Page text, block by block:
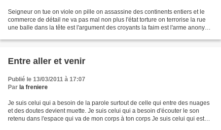
Seigneur on tue on viole on pille on assassine des continents entiers et le
commerce de détail ne va pas mal non plus l'état torture on terrorise la rue
une balle dans la tête est l'argument des croyants la faim est l'arme anonyme
Entre aller et venir
Publié le 13/03/2011 à 17:07
Par la freniere
Je suis celui qui a besoin de la parole surtout de celle qui entre des nuages
et des doutes devient muette. Je suis celui qui a besoin d'écouter le son
retenu dans l'espace qui va de mon corps à ton corps Je suis celui qui est